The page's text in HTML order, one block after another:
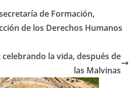
p
ar
de Formación,
de los Derechos Humanos
la vida, después de
las Malvinas